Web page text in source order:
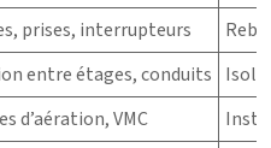
prises, interrupteurs
entre étages, conduits
d’aération, VMC